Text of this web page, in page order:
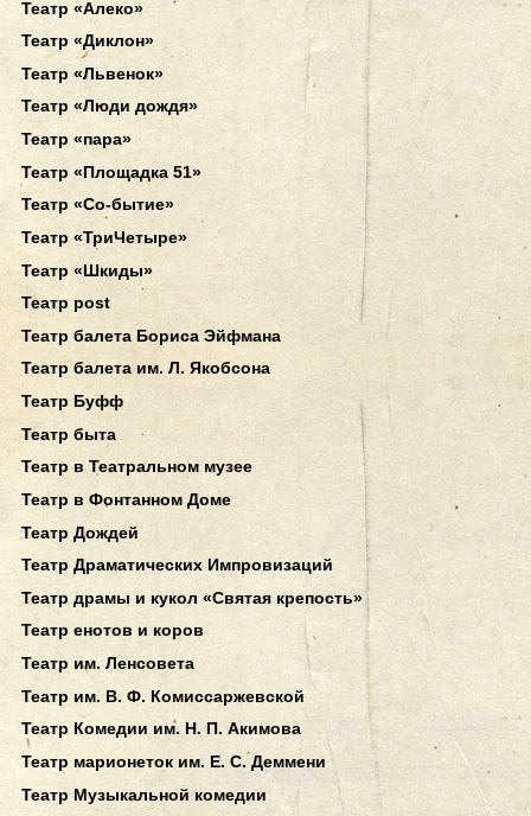
Театр «Алеко»
Театр «Диклон»
Театр «Львенок»
Театр «Люди дождя»
Театр «пара»
Театр «Площадка 51»
Театр «Со-бытие»
Театр «ТриЧетыре»
Театр «Шкиды»
Театр post
Театр балета Бориса Эйфмана
Театр балета им. Л. Якобсона
Театр Буфф
Театр быта
Театр в Театральном музее
Театр в Фонтанном Доме
Театр Дождей
Театр Драматических Импровизаций
Театр драмы и кукол «Святая крепость»
Театр енотов и коров
Театр им. Ленсовета
Театр им. В. Ф. Комиссаржевской
Театр Комедии им. Н. П. Акимова
Театр марионеток им. Е. С. Деммени
Театр Музыкальной комедии